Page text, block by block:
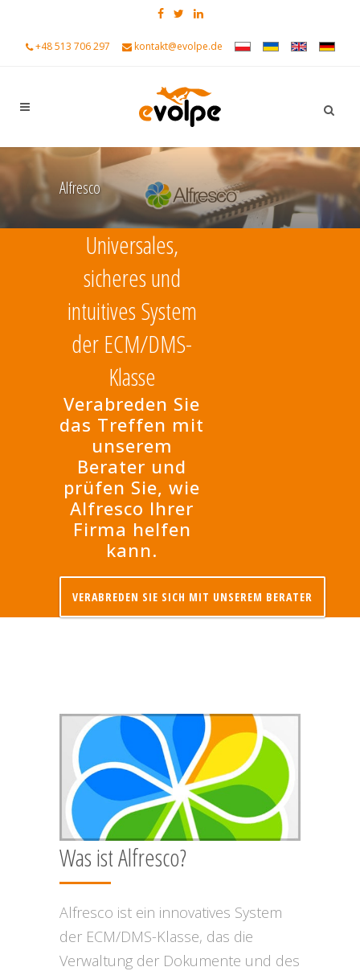
+48 513 706 297 kontakt@evolpe.de
Alfresco
Universales,
sicheres und
intuitives System
der ECM/DMS-
Klasse
Verabreden Sie
das Treffen mit
unserem
Berater und
prüfen Sie, wie
Alfresco Ihrer
Firma helfen
kann.
VERABREDEN SIE SICH MIT UNSEREM BERATER
Was ist Alfresco?
Alfresco ist ein innovatives System
der ECM/DMS-Klasse, das die
Verwaltung der Dokumente und des